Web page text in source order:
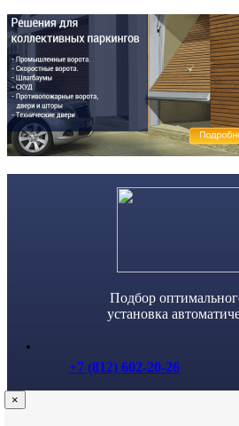
Skip
to
content
Подбор
установка
+7 (812) 602-20-26
×